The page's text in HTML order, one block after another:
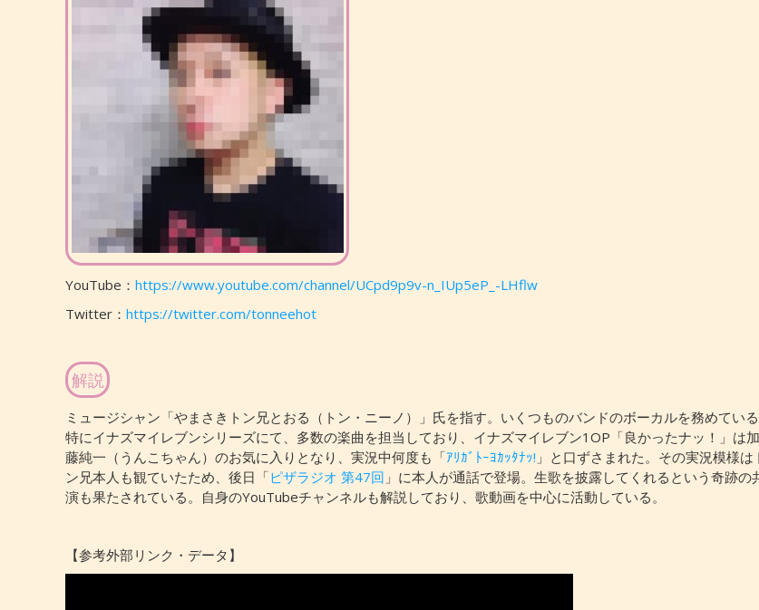
YouTube： https://www.youtube.com/channel/UCpd9p9v-n_IUp5eP_-LHflw
Twitter： https://twitter.com/tonneehot
解説
ミュージシャン「やまさきトン兄とおる（トン・ニーノ）」氏を指す。いくつものバンドのボーカルを務めている
特にイナズマイレブンシリーズにて、多数の楽曲を担当しており、イナズマイレブン1OP「良かったナッ！」は加
藤純一（うんこちゃん）のお気に入りとなり、実況中何度も「ｱﾘｶﾞﾄｰﾖｶｯﾀﾅｯ! 」と口ずさまれた。その実況模様は
ン兄本人も観ていたため、後日「ピザラジオ 第47回 」に本人が通話で登場。生歌を披露してくれるという奇跡の
演も果たされている。自身のYouTubeチャンネルも解説しており、歌動画を中心に活動している。
【参考外部リンク・データ】